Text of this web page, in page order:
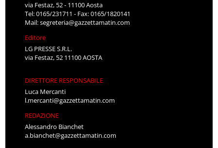
via Festaz, 52 - 11100 Aosta
Tel: 0165/231711 - Fax: 0165/1820141
Mail:segreteria@gazzettamatin.com
Editore
LG PRESSE S.R.L.
via Festaz, 52 11100 AOSTA
DIRETTORE RESPONSABILE
Luca Mercanti
l.mercanti@gazzettamatin.com
REDAZIONE
Alessandro Bianchet
a.bianchet@gazzettamatin.com